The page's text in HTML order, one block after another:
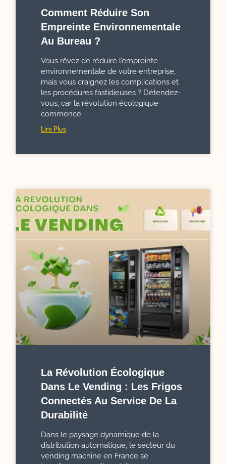
Comment Réduire Son
Empreinte Environnementale
Au Bureau ?
Vous rêvez de réduire l’empreinte
environnementale de votre entreprise,
mais vous craignez les complications et
les procédures fastidieuses ? Détendez-
vous, car la révolution écologique
commence
Lire Plus
La Révolution Écologique
Dans Le Vending : Les Frigos
Connectés Au Service De La
Durabilité
Dans le paysage dynamique de la
distribution automatique, le secteur du
vending machine en France se